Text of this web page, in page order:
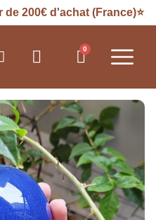
200€ d'achat (France)⭐